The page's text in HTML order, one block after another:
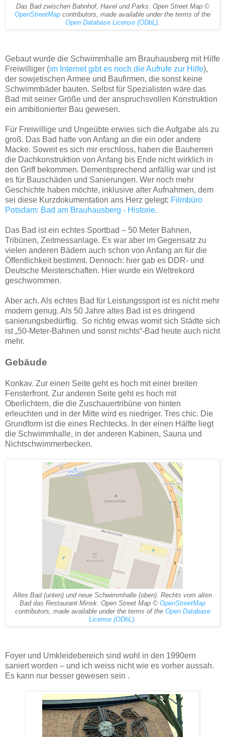
Das Bad zwischen Bahnhof, Havel und Parks. Open Street Map ©
OpenStreetMap contributors, made available under the terms of the
Open Database License (ODbL).
Gebaut wurde die Schwimmhalle am Brauhausberg mit Hilfe
Freiwilliger (im Internet gibt es noch die Aufrufe zur Hilfe),
der sowjetischen Armee und Baufirmen, die sonst keine
Schwimmbäder bauten. Selbst für Spezialisten wäre das
Bad mit seiner Größe und der anspruchsvollen Konstruktion
ein ambitionierter Bau gewesen.
Für Freiwillige und Ungeübte erwies sich die Aufgabe als zu
groß. Das Bad hatte von Anfang an die ein oder andere
Macke. Soweit es sich mir erschloss, haben die Bauherren
die Dachkonstruktion von Anfang bis Ende nicht wirklich in
den Griff bekommen. Dementsprechend anfällig war und ist
es für Bauschäden und Sanierungen. Wer noch mehr
Geschichte haben möchte, inklusive alter Aufnahmen, dem
sei diese Kurzdokumentation ans Herz gelegt: Filmbüro
Potsdam: Bad am Brauhausberg - Historie.
Das Bad ist ein echtes Sportbad – 50 Meter Bahnen,
Tribünen, Zeitmessanlage. Es war aber im Gegensatz zu
vielen anderen Bädern auch schon von Anfang an für die
Öffentlichkeit bestimmt. Dennoch: hier gab es DDR- und
Deutsche Meisterschaften. Hier wurde ein Weltrekord
geschwommen.
Aber ach. Als echtes Bad für Leistungssport ist es nicht mehr
modern genug. Als 50 Jahre altes Bad ist es dringend
sanierungsbedürftig. So richtig etwas womit sich Städte sich
ist „50-Meter-Bahnen und sonst nichts“-Bad heute auch nicht
mehr.
Gebäude
Konkav. Zur einen Seite geht es hoch mit einer breiten
Fensterfront. Zur anderen Seite geht es hoch mit
Oberlichtern, die die Zuschauertribüne von hinten
erleuchten und in der Mitte wird es niedriger. Tres chic. Die
Grundform ist die eines Rechtecks. In der einen Hälfte liegt
die Schwimmhalle, in der anderen Kabinen, Sauna und
Nichtschwimmerbecken.
Altes Bad (unten) und neue Schwimmhalle (oben). Rechts vom alten
Bad das Restaurant Minsk. Open Street Map © OpenStreetMap
contributors, made available under the terms of the Open Database
License (ODbL).
Foyer und Umkleidebereich sind wohl in den 1990ern
saniert worden – und ich weiss nicht wie es vorher aussah.
Es kann nur besser gewesen sein .